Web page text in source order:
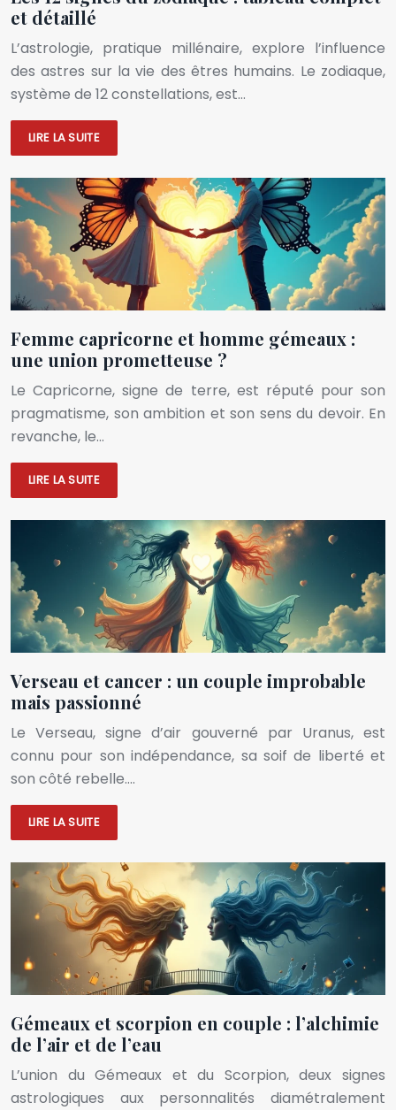
et détaillé
L’astrologie, pratique millénaire, explore l’influence
des astres sur la vie des êtres humains. Le zodiaque,
système de 12 constellations, est…
LIRE LA SUITE
Femme capricorne et homme gémeaux :
une union prometteuse ?
Le Capricorne, signe de terre, est réputé pour son
pragmatisme, son ambition et son sens du devoir. En
revanche, le…
LIRE LA SUITE
Verseau et cancer : un couple improbable
mais passionné
Le Verseau, signe d’air gouverné par Uranus, est
connu pour son indépendance, sa soif de liberté et
son côté rebelle….
LIRE LA SUITE
Gémeaux et scorpion en couple : l’alchimie
de l’air et de l’eau
L’union du Gémeaux et du Scorpion, deux signes
astrologiques aux personnalités diamétralement